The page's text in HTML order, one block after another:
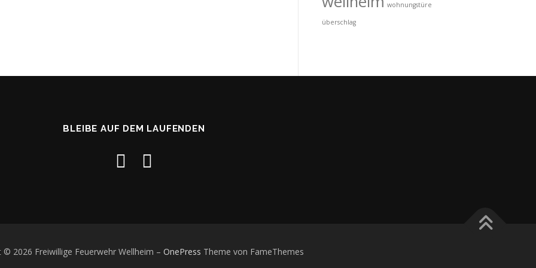
wohnungstüre
überschlag
BLEIBE AUF DEM LAUFENDEN
© 2026 Freiwillige Feuerwehr Wellheim – OnePress Theme von FameThemes